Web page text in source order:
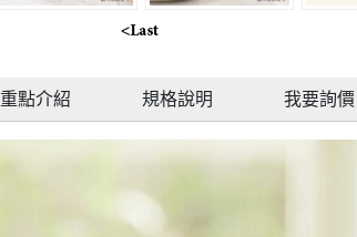
重點介紹 規格說明 我要詢價